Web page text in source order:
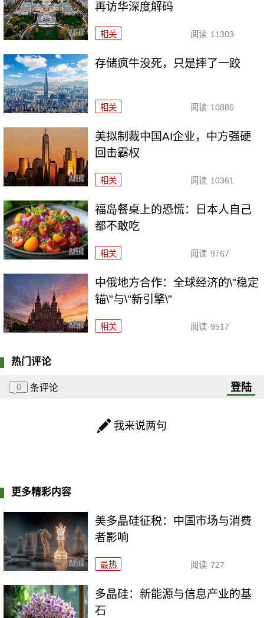
再访华深度解码
相关 阅读 11303
存储疯牛没死，只是摔了一跤
相关 阅读 10886
美拟制裁中国AI企业，中方强硬
回击霸权
相关 阅读 10361
福岛餐桌上的恐慌：日本人自己
都不敢吃
相关 阅读 9767
中俄地方合作：全球经济的\"稳定
锚\"与\"新引擎\"
相关 阅读 9517
热门评论
0 条评论 登陆
我来说两句
更多精彩内容
美多晶硅征税：中国市场与消费
者影响
最热 阅读 727
多晶硅：新能源与信息产业的基
石